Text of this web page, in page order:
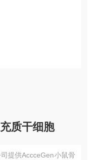
质干细胞
提供AccceGen小鼠骨